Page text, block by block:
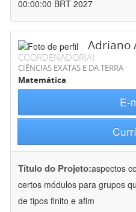
00:00:00 BRT 2027
Adriano
COORDENADOR(A)
CIÊNCIAS EXATAS E DA TERRA
Matemática
E-
Título do Projeto:aspectos
certos módulos para grupos
de tipos finito e afim